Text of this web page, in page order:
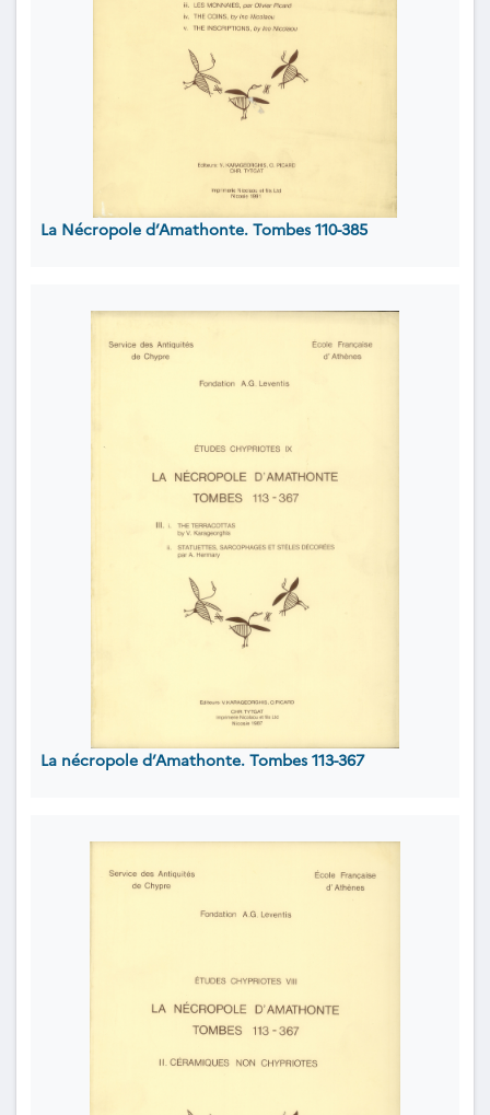
La Nécropole d’Amathonte. Tombes 110-385
La nécropole d’Amathonte. Tombes 113-367